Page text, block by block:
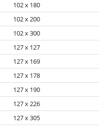
102 x 180
102 x 200
102 x 300
127 x 127
127 x 169
127 x 178
127 x 190
127 x 226
127 x 305